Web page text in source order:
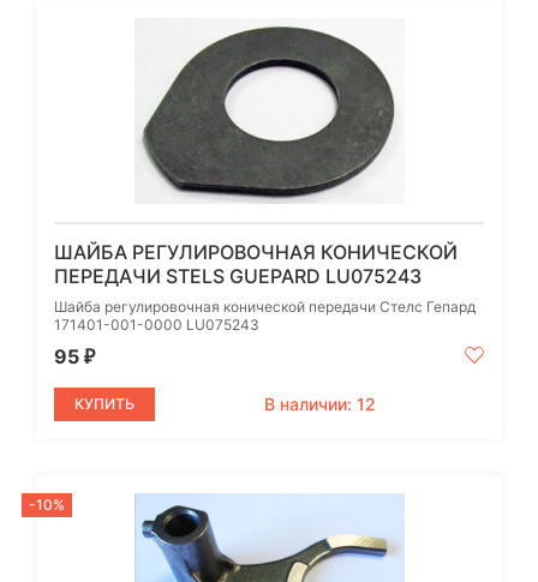
ШАЙБА РЕГУЛИРОВОЧНАЯ КОНИЧЕСКОЙ
ПЕРЕДАЧИ STELS GUEPARD LU075243
Шайба регулировочная конической передачи Стелс Гепард
171401-001-0000 LU075243
95 ₽
КУПИТЬ В наличии: 12
-10%